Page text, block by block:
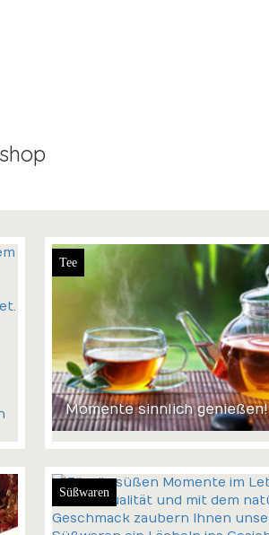
Tee
Momente sinnlich genießen!
Süßwaren